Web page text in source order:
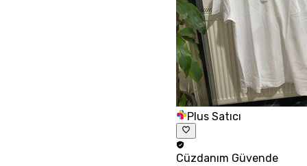
Plus Satıcı
Cüzdanım Güvende